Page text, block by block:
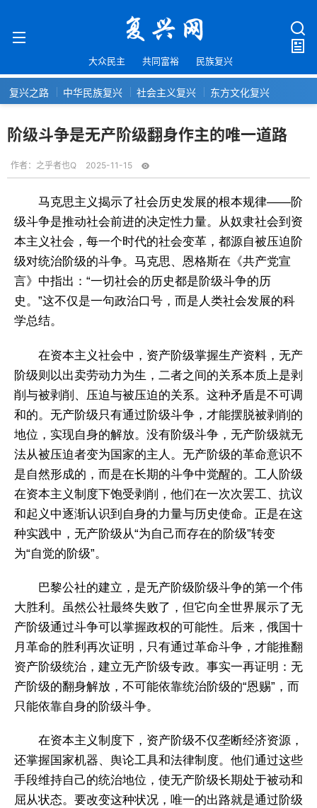
大众民主 共同富裕 民族复兴
复兴之路 中华民族复兴 社会主义复兴 东方文化复兴
阶级斗争是无产阶级翻身作主的唯一道路
作者： 之乎者也Q 2025-11-15
马克思主义揭示了社会历史发展的根本规律——阶
级斗争是推动社会前进的决定性力量。从奴隶社会到资
本主义社会，每一个时代的社会变革，都源自被压迫阶
级对统治阶级的斗争。马克思、恩格斯在《共产党宣
言》中指出：“一切社会的历史都是阶级斗争的历
史。”这不仅是一句政治口号，而是人类社会发展的科
学总结。
在资本主义社会中，资产阶级掌握生产资料，无产
阶级则以出卖劳动力为生，二者之间的关系本质上是剥
削与被剥削、压迫与被压迫的关系。这种矛盾是不可调
和的。无产阶级只有通过阶级斗争，才能摆脱被剥削的
地位，实现自身的解放。没有阶级斗争，无产阶级就无
法从被压迫者变为国家的主人。无产阶级的革命意识不
是自然形成的，而是在长期的斗争中觉醒的。工人阶级
在资本主义制度下饱受剥削，他们在一次次罢工、抗议
和起义中逐渐认识到自身的力量与历史使命。正是在这
种实践中，无产阶级从“为自己而存在的阶级”转变
为“自觉的阶级”。
巴黎公社的建立，是无产阶级阶级斗争的第一个伟
大胜利。虽然公社最终失败了，但它向全世界展示了无
产阶级通过斗争可以掌握政权的可能性。后来，俄国十
月革命的胜利再次证明，只有通过革命斗争，才能推翻
资产阶级统治，建立无产阶级专政。事实一再证明：无
产阶级的翻身解放，不可能依靠统治阶级的“恩赐”，而
只能依靠自身的阶级斗争。
在资本主义制度下，资产阶级不仅垄断经济资源，
还掌握国家机器、舆论工具和法律制度。他们通过这些
手段维持自己的统治地位，使无产阶级长期处于被动和
屈从状态。要改变这种状况，唯一的出路就是通过阶级